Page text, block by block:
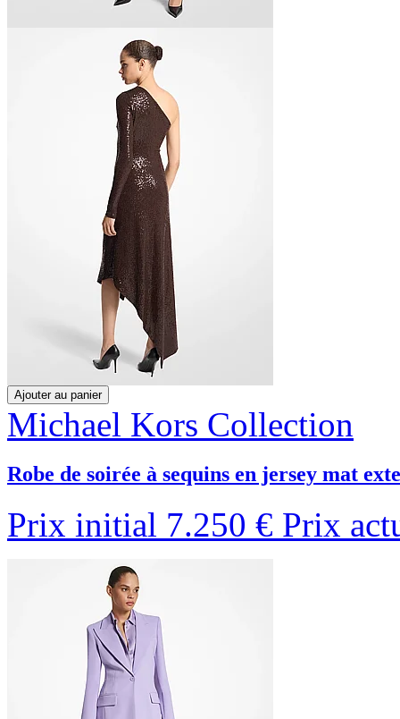
Ajouter au panier
Michael Kors Collection
Robe de soirée à sequins en jersey mat
Prix initial 7.250 € Prix